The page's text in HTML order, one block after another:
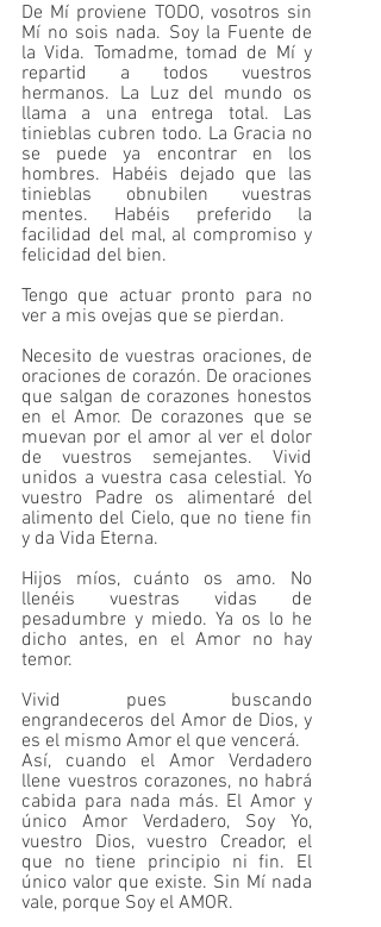
De Mí proviene TODO, vosotros sin
Mí no sois nada. Soy la Fuente de
la Vida. Tomadme, tomad de Mí y
repartid a todos vuestros
hermanos. La Luz del mundo os
llama a una entrega total. Las
tinieblas cubren todo. La Gracia no
se puede ya encontrar en los
hombres. Habéis dejado que las
tinieblas obnubilen vuestras
mentes. Habéis preferido la
facilidad del mal, al compromiso y
felicidad del bien.
Tengo que actuar pronto para no
ver a mis ovejas que se pierdan.
Necesito de vuestras oraciones, de
oraciones de corazón. De oraciones
que salgan de corazones honestos
en el Amor. De corazones que se
muevan por el amor al ver el dolor
de vuestros semejantes. Vivid
unidos a vuestra casa celestial. Yo
vuestro Padre os alimentaré del
alimento del Cielo, que no tiene fin
y da Vida Eterna.
Hijos míos, cuánto os amo. No
llenéis vuestras vidas de
pesadumbre y miedo. Ya os lo he
dicho antes, en el Amor no hay
temor.
Vivid pues buscando
engrandeceros del Amor de Dios, y
es el mismo Amor el que vencerá.
Así, cuando el Amor Verdadero
llene vuestros corazones, no habrá
cabida para nada más. El Amor y
único Amor Verdadero, Soy Yo,
vuestro Dios, vuestro Creador, el
que no tiene principio ni fin. El
único valor que existe. Sin Mí nada
vale, porque Soy el AMOR.